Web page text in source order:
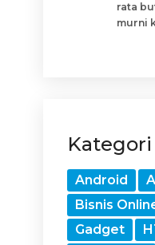
rata
murni
Kategori
Android
Bisnis
Gadget